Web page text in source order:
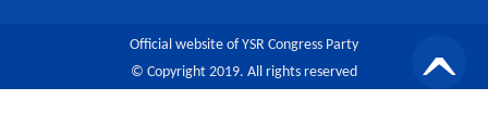
Official website of YSR Congress Party
© Copyright 2019. All rights reserved